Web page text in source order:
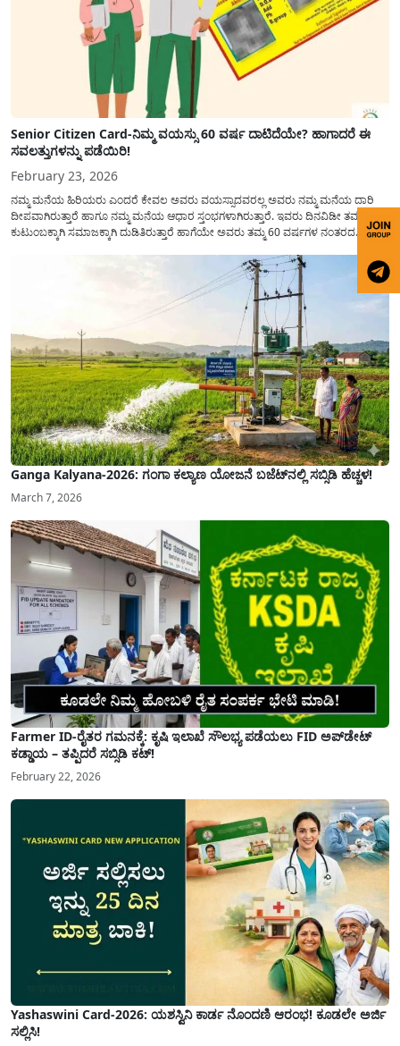
Senior Citizen Card-ನಿಮ್ಮ ವಯಸ್ಸು 60 ವರ್ಷ ದಾಟಿದೆಯೇ? ಹಾಗಾದರೆ ಈ
ಸವಲತ್ತುಗಳನ್ನು ಪಡೆಯಿರಿ!
February 23, 2026
ನಮ್ಮ ಮನೆಯ ಹಿರಿಯರು ಎಂದರೆ ಕೇವಲ ಅವರು ವಯಸ್ಸಾದವರಲ್ಲ ಅವರು ನಮ್ಮ ಮನೆಯ ದಾರಿ
ದೀಪವಾಗಿರುತ್ತಾರೆ ಹಾಗೂ ನಮ್ಮ ಮನೆಯ ಆಧಾರ ಸ್ತಂಭಗಳಾಗಿರುತ್ತಾರೆ. ಇವರು ದಿನವಿಡೀ ತಮ್ಮ
ಕುಟುಂಬಕ್ಕಾಗಿ ಸಮಾಜಕ್ಕಾಗಿ ದುಡಿತಿರುತ್ತಾರೆ ಹಾಗೆಯೇ ಅವರು ತಮ್ಮ 60 ವರ್ಷಗಳ ನಂತರದ
Ganga Kalyana-2026: ಗಂಗಾ ಕಲ್ಯಾಣ ಯೋಜನೆ ಬಜೆಟ್‌ನಲ್ಲಿ ಸಬ್ಸಿಡಿ ಹೆಚ್ಚಳ!
March 7, 2026
Farmer ID-ರೈತರ ಗಮನಕ್ಕೆ: ಕೃಷಿ ಇಲಾಖೆ ಸೌಲಭ್ಯ ಪಡೆಯಲು FID ಅಪ್‌ಡೇಟ್
ಕಡ್ಡಾಯ – ತಪ್ಪಿದರೆ ಸಬ್ಸಿಡಿ ಕಟ್!
February 22, 2026
Yashaswini Card-2026: ಯಶಸ್ವಿನಿ ಕಾರ್ಡ ನೊಂದಣಿ ಆರಂಭ! ಕೂಡಲೇ ಅರ್ಜಿ
ಸಲ್ಲಿಸಿ!